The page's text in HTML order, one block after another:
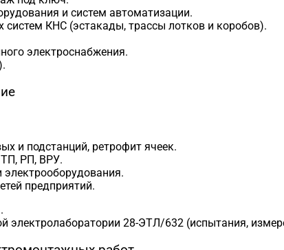
и систем автоматизации.
систем КНС (эстакады, трассы лотков и коробов).
электроснабжения.
и подстанций, ретрофит ячеек.
ТП, РП, ВРУ.
электрооборудования.
предприятий.
электролаборатории 28-ЭТЛ/632 (испытания,